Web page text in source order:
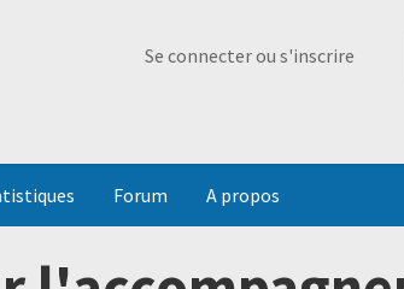
Se connecter ou s'inscrire
Forum A propos